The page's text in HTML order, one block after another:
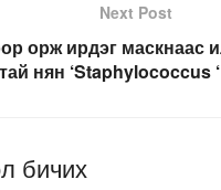
Next Post
орж ирдэг маскнаас
нян ‘Staphylococcus
бичих